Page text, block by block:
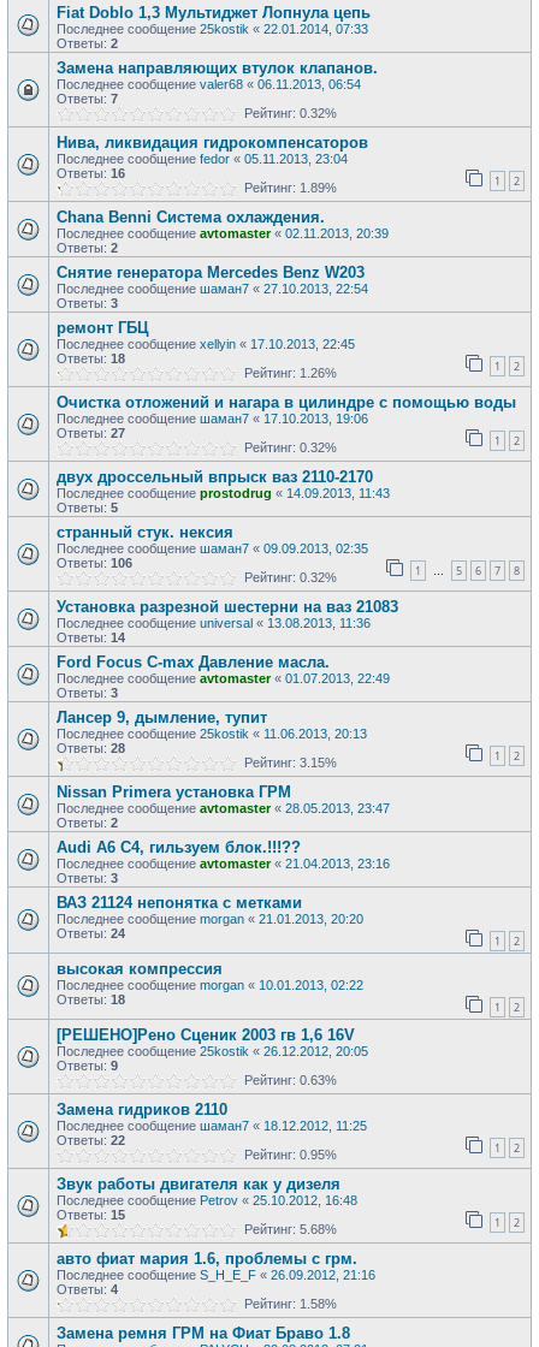
Fiat Doblo 1,3 Мультиджет Лопнула цепь
Последнее сообщение 25kostik « 22.01.2014, 07:33
Ответы: 2
Замена направляющих втулок клапанов.
Последнее сообщение valer68 « 06.11.2013, 06:54
Ответы: 7
Рейтинг: 0.32%
Нива, ликвидация гидрокомпенсаторов
Последнее сообщение fedor « 05.11.2013, 23:04
Ответы: 16 1 2
Рейтинг: 1.89%
Chana Benni Система охлаждения.
Последнее сообщение avtomaster« 02.11.2013, 20:39
Ответы: 2
Снятие генератора Mercedes Benz W203
Последнее сообщение шаман7 « 27.10.2013, 22:54
Ответы: 3
ремонт ГБЦ
Последнее сообщение xellyin « 17.10.2013, 22:45
Ответы: 18 1 2
Рейтинг: 1.26%
Очистка отложений и нагара в цилиндре с помощью воды
Последнее сообщение шаман7 « 17.10.2013, 19:06
Ответы: 27 1 2
Рейтинг: 0.32%
двух дроссельный впрыск ваз 2110-2170
Последнее сообщение prostodrug « 14.09.2013, 11:43
Ответы: 5
странный стук. нексия
Последнее сообщение шаман7 « 09.09.2013, 02:35
Ответы: 106 1 … 5 6 7 8
Рейтинг: 0.32%
Установка разрезной шестерни на ваз 21083
Последнее сообщение universal « 13.08.2013, 11:36
Ответы: 14
Ford Focus C-max Давление масла.
Последнее сообщение avtomaster« 01.07.2013, 22:49
Ответы: 3
Лансер 9, дымление, тупит
Последнее сообщение 25kostik « 11.06.2013, 20:13
Ответы: 28 1 2
Рейтинг: 3.15%
Nissan Primera установка ГРМ
Последнее сообщение avtomaster« 28.05.2013, 23:47
Ответы: 2
Audi A6 C4, гильзуем блок.!!!??
Последнее сообщение avtomaster« 21.04.2013, 23:16
Ответы: 3
ВАЗ 21124 непонятка с метками
Последнее сообщение morgan « 21.01.2013, 20:20
Ответы: 24 1 2
высокая компрессия
Последнее сообщение morgan « 10.01.2013, 02:22
Ответы: 18 1 2
[РЕШЕНО]Рено Сценик 2003 гв 1,6 16V
Последнее сообщение 25kostik « 26.12.2012, 20:05
Ответы: 9
Рейтинг: 0.63%
Замена гидриков 2110
Последнее сообщение шаман7 « 18.12.2012, 11:25
Ответы: 22 1 2
Рейтинг: 0.95%
Звук работы двигателя как у дизеля
Последнее сообщение Petrov « 25.10.2012, 16:48
Ответы: 15 1 2
Рейтинг: 5.68%
авто фиат мария 1.6, проблемы с грм.
Последнее сообщение S_H_E_F « 26.09.2012, 21:16
Ответы: 4
Рейтинг: 1.58%
Замена ремня ГРМ на Фиат Браво 1.8